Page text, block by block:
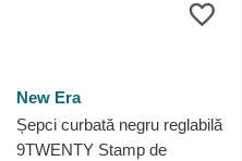
New Era
Șepci curbată negru reglabilă
9TWENTY Stamp de